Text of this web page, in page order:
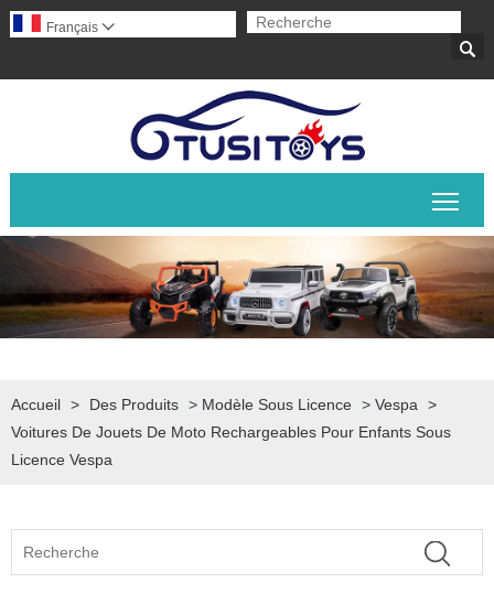

Français 
Accueil > Des Produits > Modèle Sous Licence > Vespa >
Voitures De Jouets De Moto Rechargeables Pour Enfants Sous
Licence Vespa